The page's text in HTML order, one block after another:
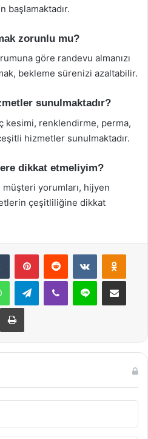
başlamaktadır.
zorunlu mu?
göre randevu almanızı
bekleme sürenizi azaltabilir.
sunulmaktadır?
kesimi, renklendirme, perma,
hizmetler sunulmaktadır.
dikkat etmeliyim?
yorumları, hijyen
çeşitliliğine dikkat
Tumblr PinterestReddit VKontakte
WhatsAppTelegramViber Line E-Posta ile
Yazdır